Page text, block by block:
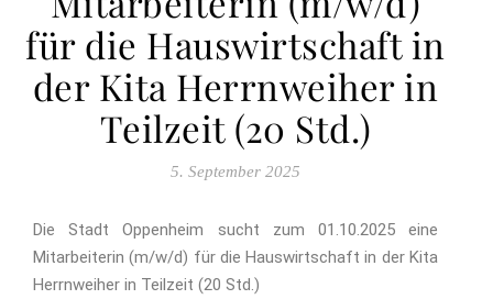
für die Hauswirtschaft in
der Kita Herrnweiher in
Teilzeit (20 Std.)
5. September 2025
Die Stadt Oppenheim sucht zum 01.10.2025 eine
Mitarbeiterin (m/w/d) für die Hauswirtschaft in der Kita
Herrnweiher in Teilzeit (20 Std.)